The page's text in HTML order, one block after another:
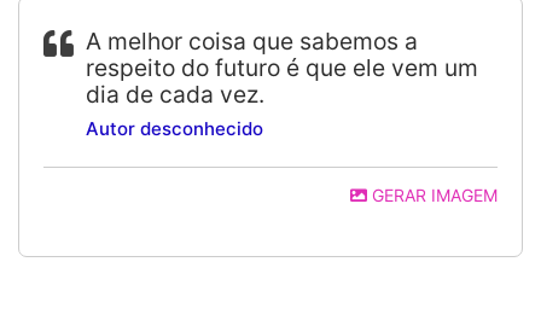
A melhor coisa que sabemos a
respeito do futuro é que ele vem um
dia de cada vez.
Autor desconhecido
GERAR IMAGEM